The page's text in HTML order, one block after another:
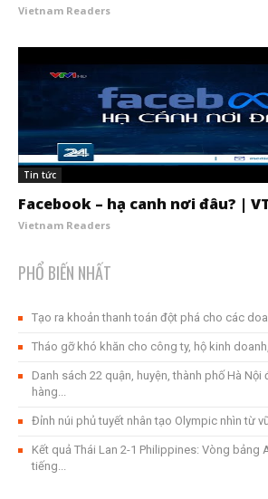
Vietnam Readers
Tin tức
Facebook – hạ canh nơi đâu? |
Vietnam Readers
PHỔ BIẾN NHẤT
Tạo ra khoản thanh toán đột phá cho các
Tháo gỡ khó khăn cho công ty, hộ kinh
Danh sách 22 quận, huyện, thành phố Hà
hàng...
Đỉnh núi phủ tuyết nhân tạo Olympic nhìn từ
Kết quả Thái Lan 2-1 Philippines: Vòng bảng
tiếng...